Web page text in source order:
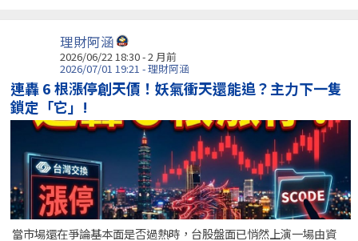
理財阿涵
2026/06/22 18:30 - 2 月前
2026/07/01 19:21 - 理財阿涵
連轟 6 根漲停創天價！妖氣衝天還能追？主力下一隻
鎖定「它」!
當市場還在爭論基本面是否過熱時，台股盤面已悄然上演一場由資